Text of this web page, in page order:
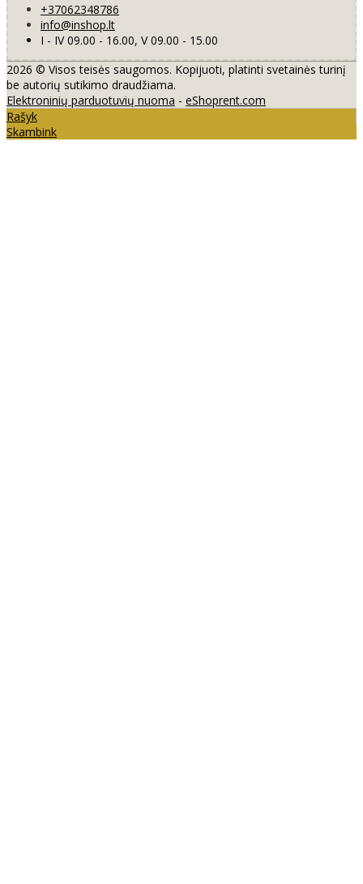
+37062348786
info@inshop.lt
I - IV 09.00 - 16.00, V 09.00 - 15.00
2026 © Visos teisės saugomos. Kopijuoti, platinti svetainės turinį
be autorių sutikimo draudžiama.
Elektroninių parduotuvių nuoma - eShoprent.com
Rašyk
Skambink